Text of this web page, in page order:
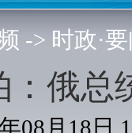
-> 时政·
：俄总
08月18